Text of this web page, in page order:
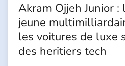
Akram Ojjeh Junior :
jeune
les voitures de luxe
des heritiers tech